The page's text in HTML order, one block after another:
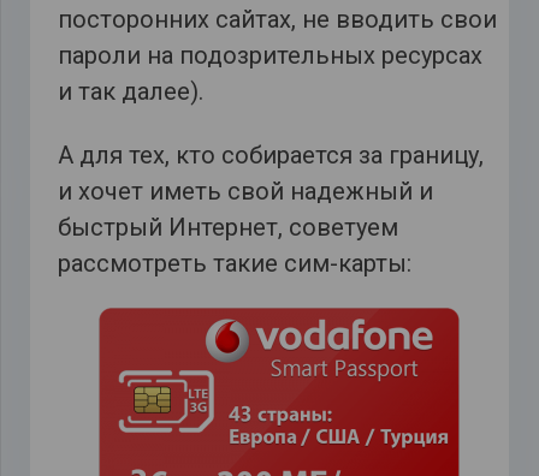
посторонних сайтах, не вводить свои
пароли на подозрительных ресурсах
и так далее).
А для тех, кто собирается за границу,
и хочет иметь свой надежный и
быстрый Интернет, советуем
рассмотреть такие сим-карты: